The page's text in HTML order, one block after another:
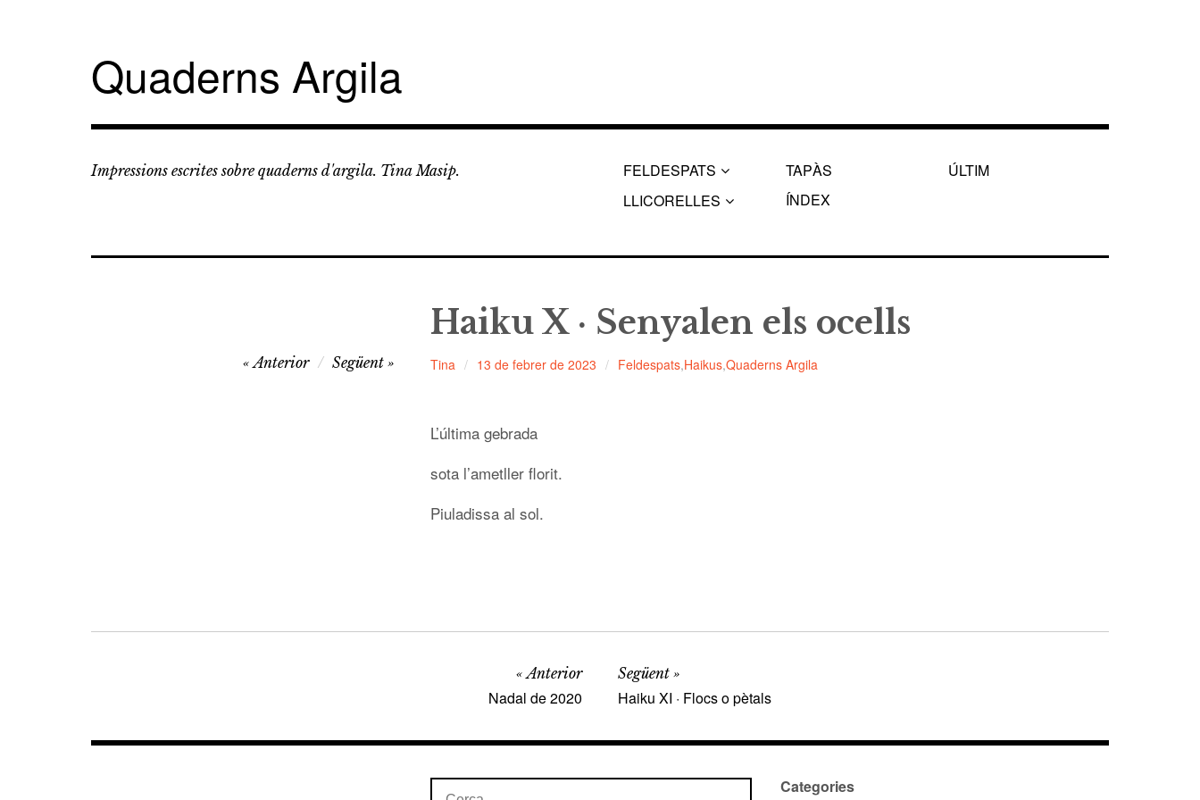
Quaderns Argila
Impressions escrites sobre quaderns d'argila. Tina Masip.
FELDESPATS
LLICORELLES
TAPÀS
ÍNDEX
ÚLTIM
Haiku X · Senyalen els ocells
Tina 13 de febrer de 2023 Feldespats,Haikus,Quaderns Argila
Anterior Següent
L’última gebrada
sota l’ametller florit.
Piuladissa al sol.
Anterior
Nadal de 2020
Següent
Haiku XI · Flocs o pètals
Cerca: Categories